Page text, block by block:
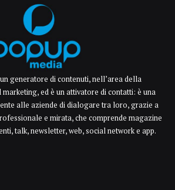
generatore di contenuti, nell’area della
ed è un attivatore di contatti: è una
alle aziende di dialogare tra loro, grazie a
e mirata, che comprende magazine
talk, newsletter, web, social network e app.